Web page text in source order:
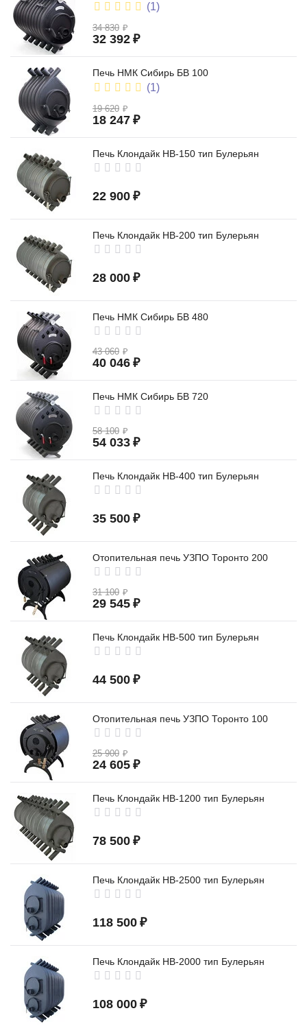
(1)
34 830 ₽
32 392 ₽
Печь НМК Сибирь БВ 100
(1)
19 620 ₽
18 247 ₽
Печь Клондайк НВ-150 тип Булерьян
22 900 ₽
Печь Клондайк НВ-200 тип Булерьян
28 000 ₽
Печь НМК Сибирь БВ 480
43 060 ₽
40 046 ₽
Печь НМК Сибирь БВ 720
58 100 ₽
54 033 ₽
Печь Клондайк НВ-400 тип Булерьян
35 500 ₽
Отопительная печь УЗПО Торонто 200
31 100 ₽
29 545 ₽
Печь Клондайк НВ-500 тип Булерьян
44 500 ₽
Отопительная печь УЗПО Торонто 100
25 900 ₽
24 605 ₽
Печь Клондайк НВ-1200 тип Булерьян
78 500 ₽
Печь Клондайк НВ-2500 тип Булерьян
118 500 ₽
Печь Клондайк НВ-2000 тип Булерьян
108 000 ₽